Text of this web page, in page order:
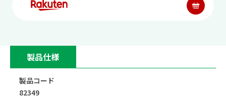
製品仕様
製品コード
82349